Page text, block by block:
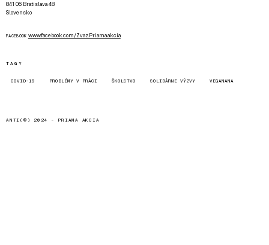
841 06 Bratislava 48
Slovensko
FACEBOOK www.facebook.com/Zvaz.Priama.akcia
TAGY
COVID-19 PROBLÉMY V PRÁCI ŠKOLSTVO SOLIDÁRNE VÝZVY VEGANANA
ANTI(©) 2024 - PRIAMA AKCIA